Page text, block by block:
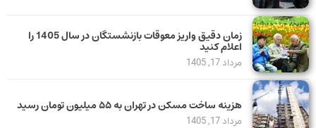
زمان دقیق واریز معوقات بازنشستگان در سال 1405 را
اعلام کنید
مرداد 17, 1405
هزینه ساخت مسکن در تهران به ۵۵ میلیون تومان رسید
مرداد 17, 1405